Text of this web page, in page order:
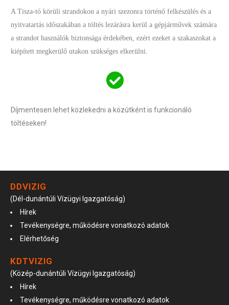
A Tisza-tó körüli strandokon a nyári szezonra történő felkészülés és a
nyitvatartás időszakában a töltés lezárásra kerül a gépjárművek számára
a strandot használók biztonsága érdekében, ezért ezeket a szakaszokat a
kiépített megkerülő utakon szükséges elkerülni.
Díjmentesen lehet közlekedni a közútként is funkcionáló
töltéseken!
DDVIZIG
(Dél-dunántúli Vízügyi Igazgatóság)
Hírek
Tevékenységre, működésre vonatkozó adatok
Elérhetőség
KDTVIZIG
(Közép-dunántúli Vízügyi Igazgatóság)
Hírek
Tevékenységre, működésre vonatkozó adatok